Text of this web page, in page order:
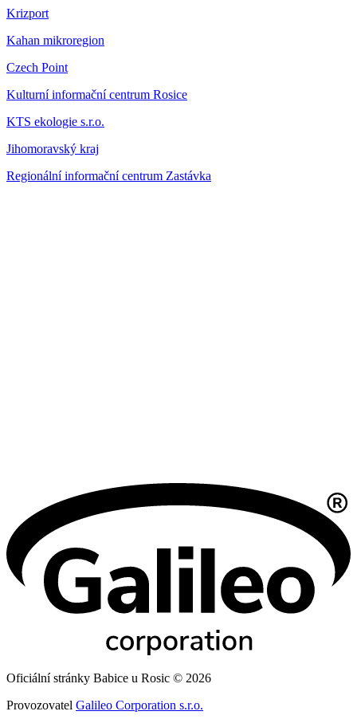
Krizport
Kahan mikroregion
Czech Point
Kulturní informační centrum Rosice
KTS ekologie s.r.o.
Jihomoravský kraj
Regionální informační centrum Zastávka
Oficiální stránky Babice u Rosic © 2026
Provozovatel Galileo Corporation s.r.o.